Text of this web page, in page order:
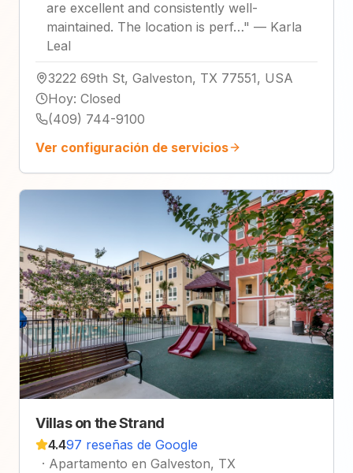
are excellent and consistently well-
maintained. The location is perf…" — Karla
Leal
3222 69th St, Galveston, TX 77551, USA
Hoy: Closed
(409) 744-9100
Ver configuración de servicios
Villas on the Strand
4.497 reseñas de Google
· Apartamento en Galveston, TX